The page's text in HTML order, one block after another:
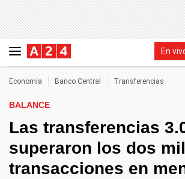
En
Economía Banco Central Transferencias
BALANCE
Las transferencias
superaron los dos
transacciones en